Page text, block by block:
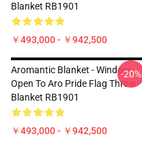
Blanket RB1901
￥493,000 - ￥942,500
Aromantic Blanket - Window
Open To Aro Pride Flag Throw
Blanket RB1901
￥493,000 - ￥942,500
-20%